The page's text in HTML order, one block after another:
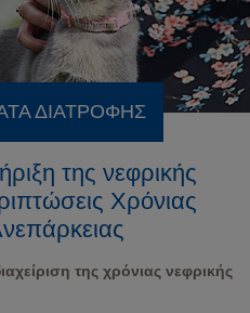
ΔΙΑΤΡΟΦΉΣ
της νεφρικής
Χρόνιας
της χρόνιας νεφρικής